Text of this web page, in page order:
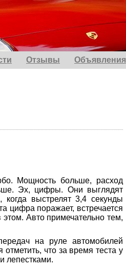
Отзывы Объявления
Мощность больше, расход
Эх, цифры. Они выглядят
когда выстрелят 3,4 секунды
цифра поражает, встречается
Авто примечательно тем,
на руле автомобилей
что за время теста у
лепестками.